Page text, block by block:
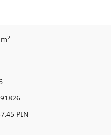
m2
PLN